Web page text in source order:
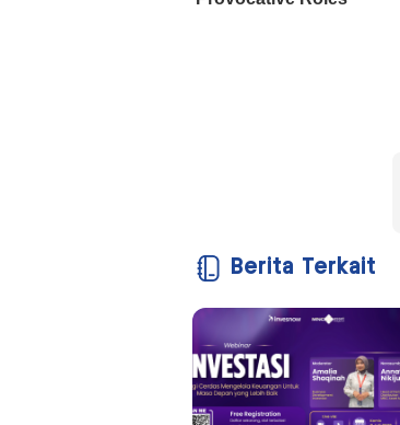
Berita Terkait